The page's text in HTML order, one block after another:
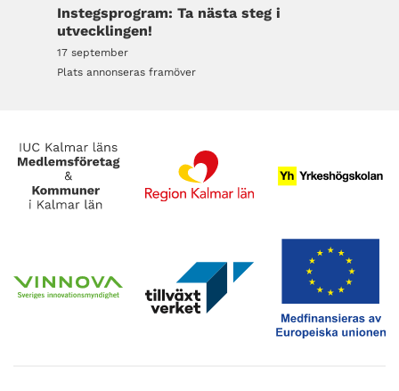
Instegsprogram: Ta nästa steg i
utvecklingen!
17 september
Plats annonseras framöver